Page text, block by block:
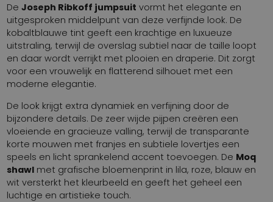
DeJoseph Ribkoff jumpsuit vormt het elegante en
uitgesproken middelpunt van deze verfijnde look. De
kobaltblauwe tint geeft een krachtige en luxueuze
uitstraling, terwijl de overslag subtiel naar de taille loopt
en daar wordt verrijkt met plooien en draperie. Dit zorgt
voor een vrouwelijk en flatterend silhouet met een
moderne elegantie.
De look krijgt extra dynamiek en verfijning door de
bijzondere details. De zeer wijde pijpen creëren een
vloeiende en gracieuze valling, terwijl de transparante
korte mouwen met franjes en subtiele lovertjes een
speels en licht sprankelend accent toevoegen. De Moq
shawl met grafische bloemenprint in lila, roze, blauw en
wit versterkt het kleurbeeld en geeft het geheel een
luchtige en artistieke touch.